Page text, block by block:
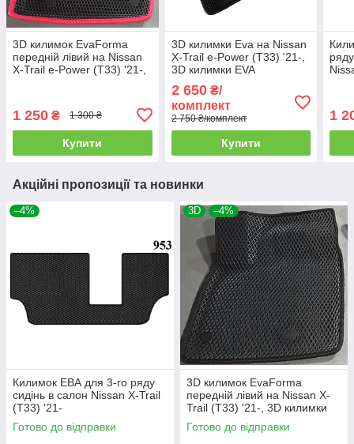
3D килимок EvaForma
передній лівий на Nissan
X-Trail e-Power (T33) '21-,
1 250 ₴ 1 300 ₴
Купити
3D килимки Eva на Nissan
X-Trail e-Power (T33) '21-,
3D килимки EVA
2 650₴/
комплект
2 750 ₴/комплект
Купити
1
Акційні пропозиції та новинки
–4%
Килимок ЕВА для 3-го ряду
сидінь в салон Nissan X-Trail
(T33) '21-
Готово до відправки
3D –4%
3D килимок EvaForma
передній лівий на Nissan X-
Trail (T33) '21-, 3D килимки
EVA
Готово до відправки